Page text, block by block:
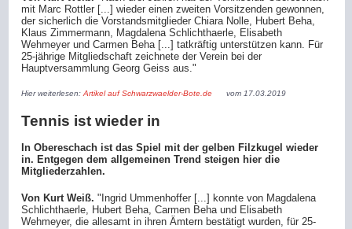
mit Marc Rottler [...] wieder einen zweiten Vorsitzenden gewonnen,
der sicherlich die Vorstandsmitglieder Chiara Nolle, Hubert Beha,
Klaus Zimmermann, Magdalena Schlichthaerle, Elisabeth
Wehmeyer und Carmen Beha [...] tatkräftig unterstützen kann. Für
25-jährige Mitgliedschaft zeichnete der Verein bei der
Hauptversammlung Georg Geiss aus."
Hier weiterlesen:Artikel auf Schwarzwaelder-Bote.de vom 17.03.2019
Tennis ist wieder in
In Obereschach ist das Spiel mit der gelben Filzkugel wieder
in. Entgegen dem allgemeinen Trend steigen hier die
Mitgliederzahlen.
Von Kurt Weiß. "Ingrid Ummenhoffer [...] konnte von Magdalena
Schlichthaerle, Hubert Beha, Carmen Beha und Elisabeth
Wehmeyer, die allesamt in ihren Ämtern bestätigt wurden, für 25-